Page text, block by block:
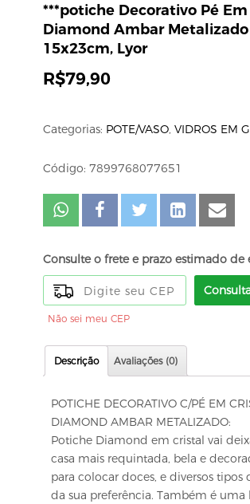
***potiche Decorativo Pé Em
Diamond Ambar Metalizado
15x23cm, Lyor
R$79,90
Categorias: POTE/VASO, VIDROS EM
Código: 7899768077651
Consulte o frete e prazo estimado de
Não sei meu CEP
Descrição Avaliações (0)
POTICHE DECORATIVO C/PÉ EM
DIAMOND AMBAR METALIZADO:
Potiche Diamond em cristal vai
casa mais requintada, bela e
para colocar doces, e diversos tipos
da sua preferência. Também é uma